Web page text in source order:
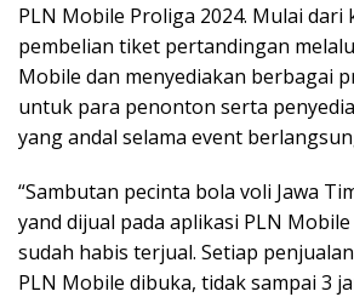
PLN Mobile Proliga 2024. Mulai dari
pembelian tiket pertandingan
Mobile dan menyediakan berbagai
untuk para penonton serta
yang andal selama event
“Sambutan pecinta bola voli Jawa
yand dijual pada aplikasi PLN
sudah habis terjual. Setiap
PLN Mobile dibuka, tidak sampai 3